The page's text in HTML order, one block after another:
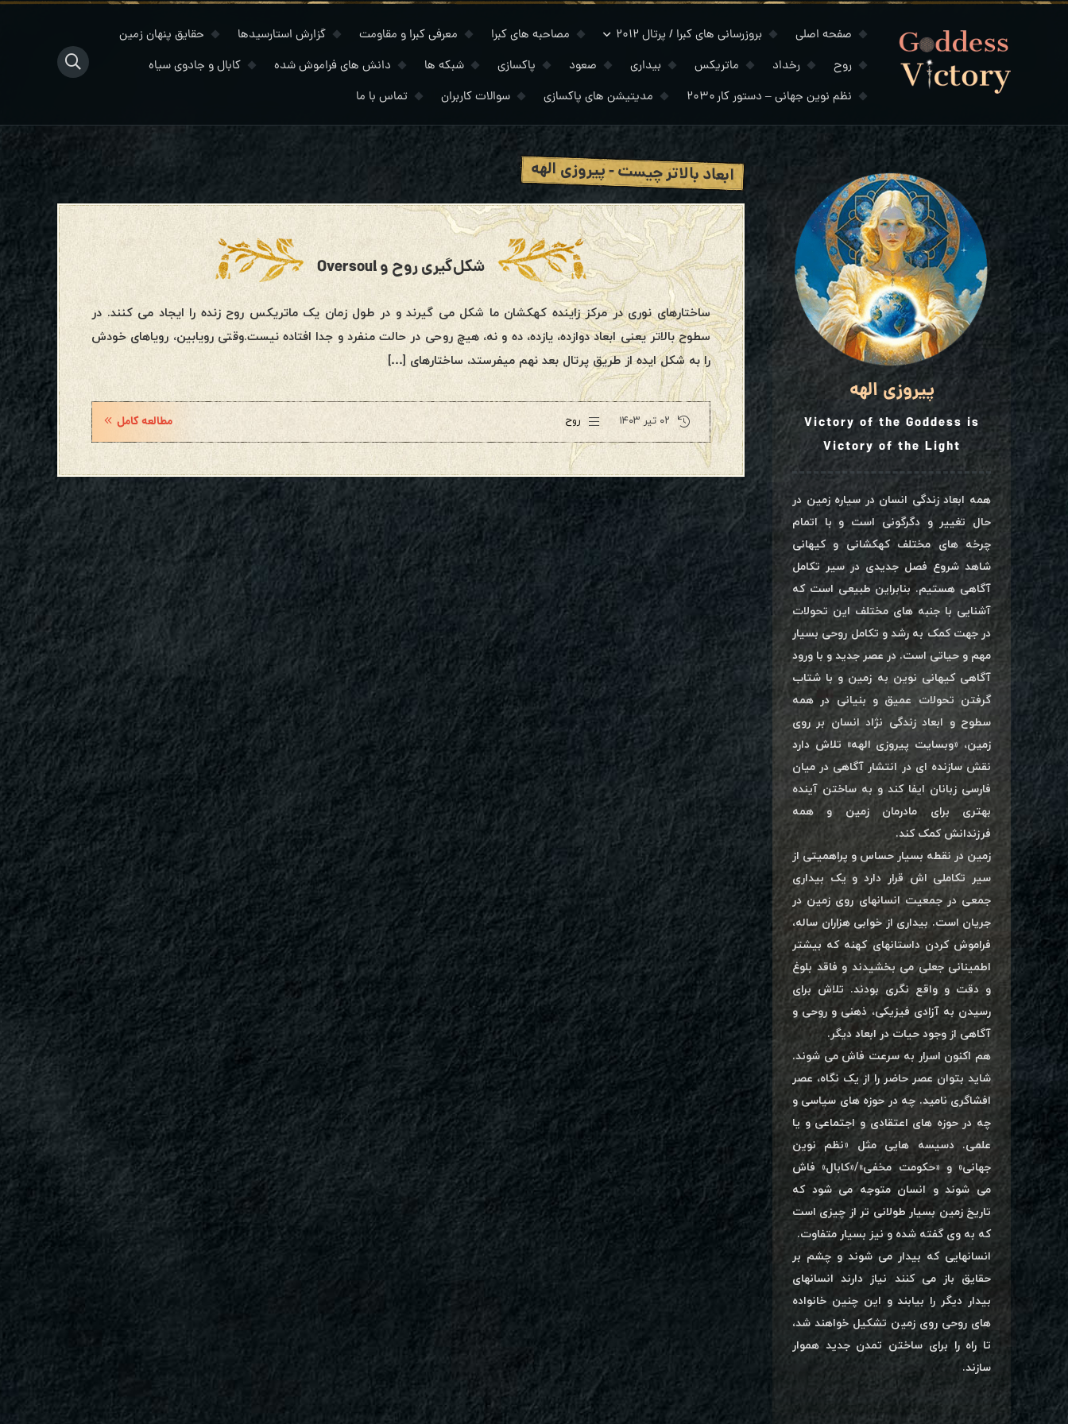
صفحه اصلی بروزرسانی های کبرا / پرتال ۲۰۱۲ مصاحبه های کبرا معرفی کبرا و مقاومت گزارش استارسیدها
حقایق پنهان زمین
روح
رخداد ماتریکس بیداری صعود پاکسازی شبکه ها دانش های فراموش شده
کابال و جادوی سیاه
نظم نوین جهانی – دستور کار ۲۰۳۰
مدیتیشن های پاکسازی سوالات کاربران تماس با ما
ابعاد بالاتر چیست - پیروزی الهه
شکل‌گیری روح و Oversoul
ساختارهای نوری در مرکز زاینده کهکشان ما شکل می گیرند و در طول زمان یک ماتریکس روح زنده را ایجاد می کنند. در
سطوح بالاتر یعنی ابعاد دوازده، یازده، ده و نه، هیچ روحی در حالت منفرد و جدا افتاده نیست.وقتی رویابین، رویاهای خودش
را به شکل ایده از طریق پرتال بعد نهم میفرستد، ساختارهای […]
۰۲ تیر ۱۴۰۳ روح مطالعه کامل
پیروزی الهه
Victory of the Goddess is
Victory of the Light
همه ابعاد زندگی انسان در سیاره زمین در
حال تغییر و دگرگونی است و با اتمام
چرخه های مختلف کهکشانی و کیهانی
شاهد شروع فصل جدیدی در سیر تکامل
آگاهی هستیم. بنابراین طبیعی است که
آشنایی با جنبه های مختلف این تحولات
در جهت کمک به رشد و تکامل روحی بسیار
مهم و حیاتی است. در عصر جدید و با ورود
آگاهی کیهانی نوین به زمین و با شتاب
گرفتن تحولات عمیق و بنیانی در همه
سطوح و ابعاد زندگی نژاد انسان بر روی
زمین، «وبسایت پیروزی الهه» تلاش دارد
نقش سازنده ای در انتشار آگاهی در میان
فارسی زبانان ایفا کند و به ساختن آینده
بهتری برای مادرمان زمین و همه
فرزندانش کمک کند.
زمین در نقطه بسیار حساس و پراهمیتی از
سیر تکاملی اش قرار دارد و یک بیداری
جمعی در جمعیت انسانهای روی زمین در
جریان است. بیداری از خوابی هزاران ساله،
فراموش کردن داستانهای کهنه که بیشتر
اطمینانی جعلی می بخشیدند و فاقد بلوغ
و دقت و واقع نگری بودند. تلاش برای
رسیدن به آزادی فیزیکی، ذهنی و روحی و
آگاهی از وجود حیات در ابعاد دیگر.
هم اکنون اسرار به سرعت فاش می شوند.
شاید بتوان عصر حاضر را از یک نگاه، عصر
افشاگری نامید. چه در حوزه های سیاسی و
چه در حوزه های اعتقادی و اجتماعی و یا
علمی. دسیسه هایی مثل «نظم نوین
جهانی» و «حکومت مخفی»/«کابال» فاش
می شوند و انسان متوجه می شود که
تاریخ زمین بسیار طولانی تر از چیزی است
که به وی گفته شده و نیز بسیار متفاوت.
انسانهایی که بیدار می شوند و چشم بر
حقایق باز می کنند نیاز دارند انسانهای
بیدار دیگر را بیابند و این چنین خانواده
های روحی روی زمین تشکیل خواهند شد،
تا راه را برای ساختن تمدن جدید هموار
سازند.